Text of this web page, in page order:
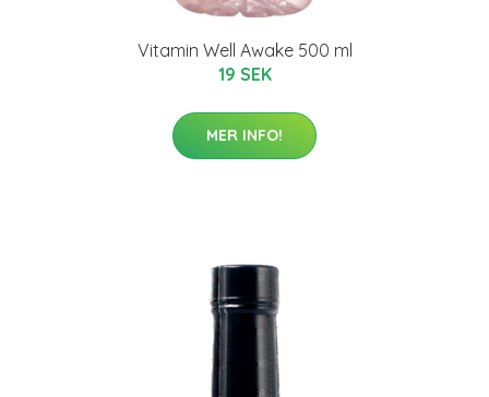
Vitamin Well Awake 500 ml
19 SEK
MER INFO!